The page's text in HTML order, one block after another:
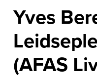
Yves
(AFAS